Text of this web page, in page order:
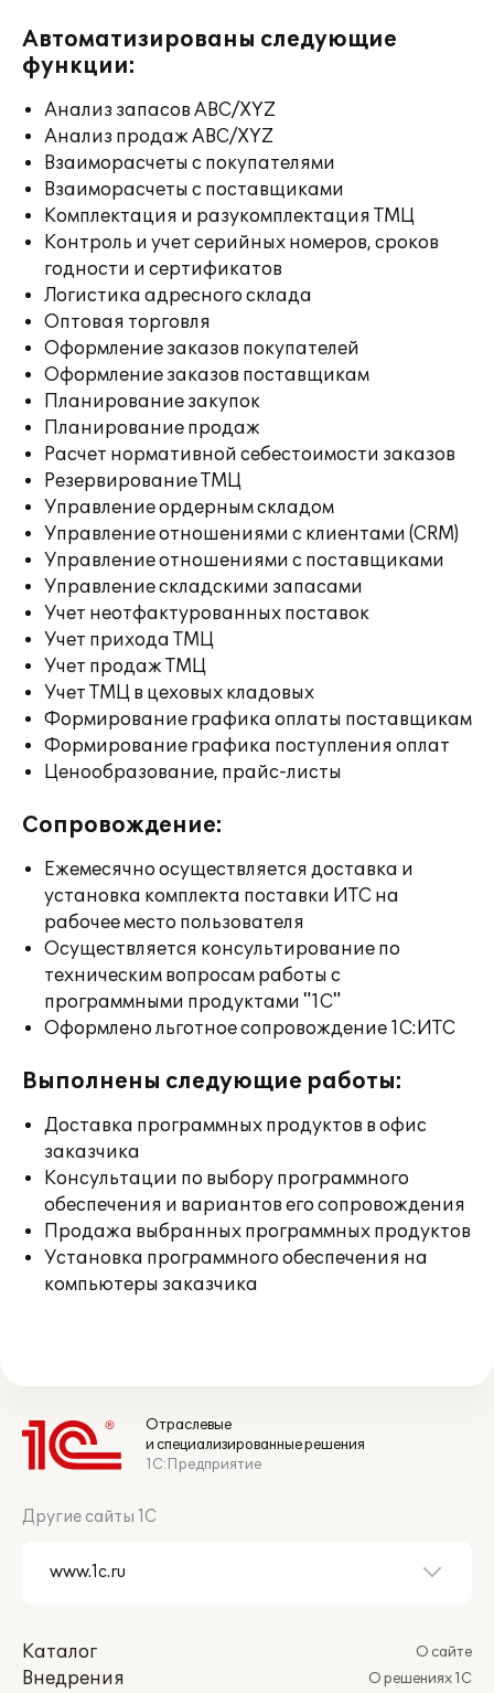
Автоматизированы следующие
функции:
Анализ запасов ABC/XYZ
Анализ продаж ABC/XYZ
Взаиморасчеты с покупателями
Взаиморасчеты с поставщиками
Комплектация и разукомплектация ТМЦ
Контроль и учет серийных номеров, сроков
годности и сертификатов
Логистика адресного склада
Оптовая торговля
Оформление заказов покупателей
Оформление заказов поставщикам
Планирование закупок
Планирование продаж
Расчет нормативной себестоимости заказов
Резервирование ТМЦ
Управление ордерным складом
Управление отношениями с клиентами (CRM)
Управление отношениями с поставщиками
Управление складскими запасами
Учет неотфактурованных поставок
Учет прихода ТМЦ
Учет продаж ТМЦ
Учет ТМЦ в цеховых кладовых
Формирование графика оплаты поставщикам
Формирование графика поступления оплат
Ценообразование, прайс-листы
Сопровождение:
Ежемесячно осуществляется доставка и
установка комплекта поставки ИТС на
рабочее место пользователя
Осуществляется консультирование по
техническим вопросам работы с
программными продуктами "1С"
Оформлено льготное сопровождение 1С:ИТС
Выполнены следующие работы:
Доставка программных продуктов в офис
заказчика
Консультации по выбору программного
обеспечения и вариантов его сопровождения
Продажа выбранных программных продуктов
Установка программного обеспечения на
компьютеры заказчика
Отраслевые
и специализированные решения
1С:Предприятие
Другие сайты 1С
Каталог
Внедрения
О сайте
О решениях 1С